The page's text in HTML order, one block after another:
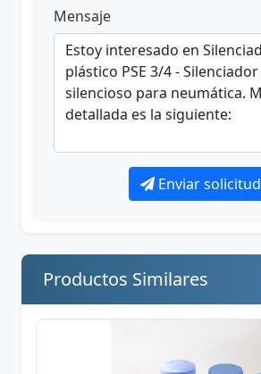
Mensaje
Enviar solicitud
Productos Similares